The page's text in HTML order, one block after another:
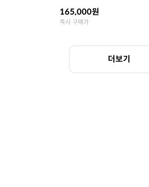
165,000원
즉시 구매가
더보기